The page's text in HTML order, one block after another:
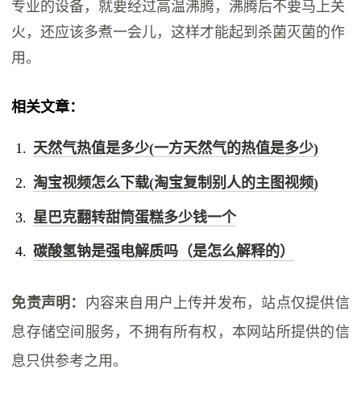
专业的设备，就要经过高温沸腾，沸腾后不要马上关
火，还应该多煮一会儿，这样才能起到杀菌灭菌的作
用。
相关文章：
天然气热值是多少(一方天然气的热值是多少)
淘宝视频怎么下载(淘宝复制别人的主图视频)
星巴克翻转甜筒蛋糕多少钱一个
碳酸氢钠是强电解质吗（是怎么解释的）
免责声明： 内容来自用户上传并发布，站点仅提供信
息存储空间服务，不拥有所有权，本网站所提供的信
息只供参考之用。